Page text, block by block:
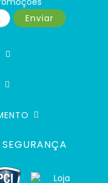
Enviar
SEGURANÇA